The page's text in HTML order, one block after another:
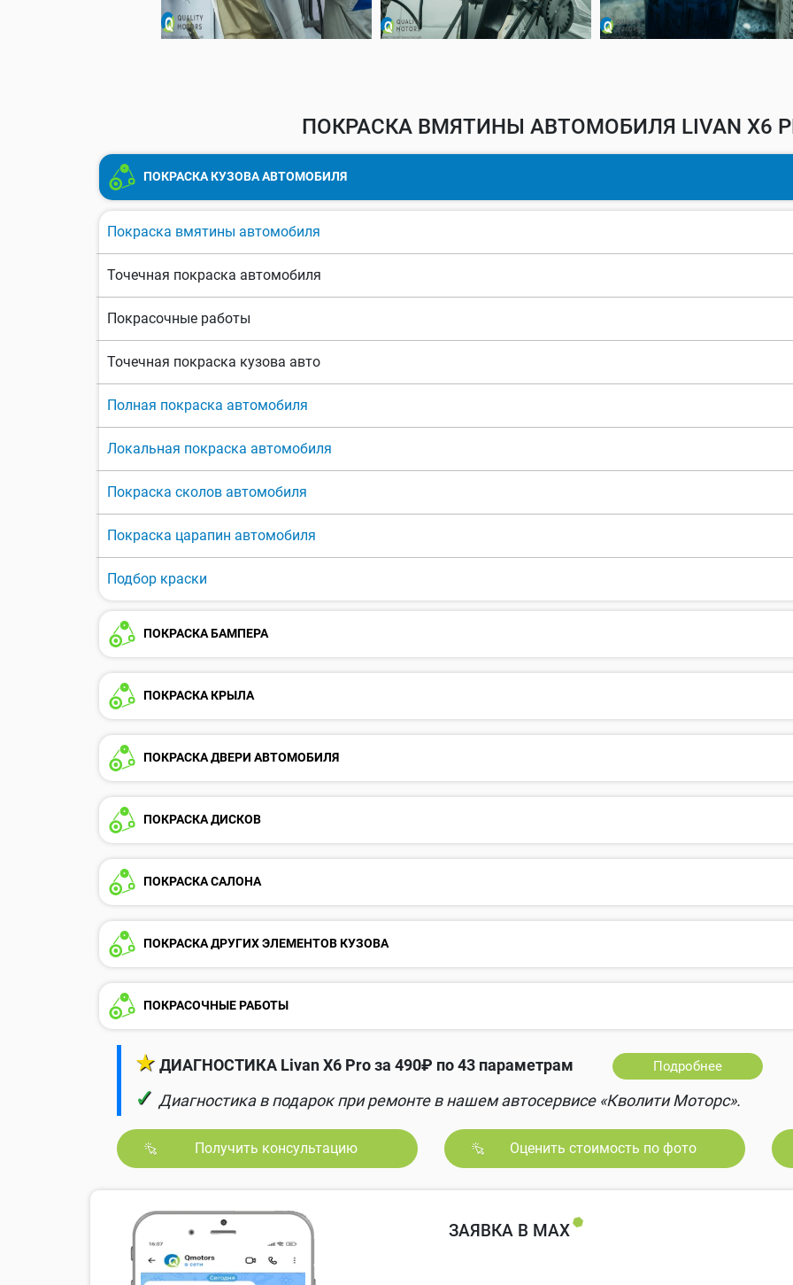
ПОКРАСКА ВМЯТИНЫ АВТОМОБИЛЯ LIVAN X6
ПОКРАСКА КУЗОВА АВТОМОБИЛЯ
Покраска вмятины автомобиля
Точечная покраска автомобиля
Покрасочные работы
Точечная покраска кузова авто
Полная покраска автомобиля
Локальная покраска автомобиля
Покраска сколов автомобиля
Покраска царапин автомобиля
Подбор краски
ПОКРАСКА БАМПЕРА
ПОКРАСКА КРЫЛА
ПОКРАСКА ДВЕРИ АВТОМОБИЛЯ
ПОКРАСКА ДИСКОВ
ПОКРАСКА САЛОНА
ПОКРАСКА ДРУГИХ ЭЛЕМЕНТОВ КУЗОВА
ПОКРАСОЧНЫЕ РАБОТЫ
★ ДИАГНОСТИКА Livan X6 Pro за 490₽ по 43 параметрам Подробнее
✓ Диагностика в подарок при ремонте в нашем автосервисе «Кволити Моторс».
Получить консультацию Оценить стоимость по фото
ЗАЯВКА В MAX